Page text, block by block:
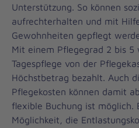
Unterstützung. So können
aufrechterhalten und mit
Gewohnheiten gepflegt
Mit einem Pflegegrad 2 bis
Tagespflege von der
Höchstbetrag bezahlt. Auch
Pflegekosten können damit
flexible Buchung ist möglich.
Möglichkeit, die